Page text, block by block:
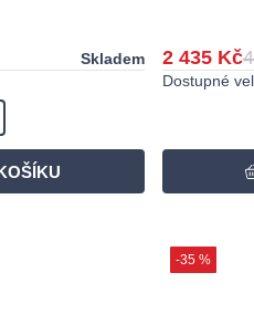
Skladem
2 435 Kč
Dostupné
-35 %